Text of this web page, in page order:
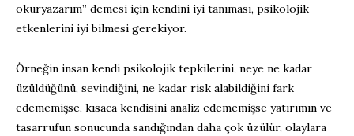
okuryazarım” demesi için kendini iyi tanıması, psikolojik
etkenlerini iyi bilmesi gerekiyor.
Örneğin insan kendi psikolojik tepkilerini, neye ne kadar
üzüldüğünü, sevindiğini, ne kadar risk alabildiğini fark
edememişse, kısaca kendisini analiz edememişse yatırımın ve
tasarrufun sonucunda sandığından daha çok üzülür, olaylara